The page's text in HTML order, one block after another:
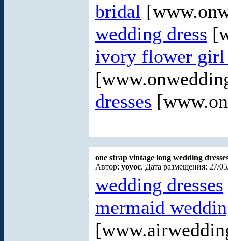
bridal
wedding dress
ivory flower girl
dresses
one strap vintage long wedding
Автор: yoyoc. Дата размещения: 27/
wedding dresses
mermaid